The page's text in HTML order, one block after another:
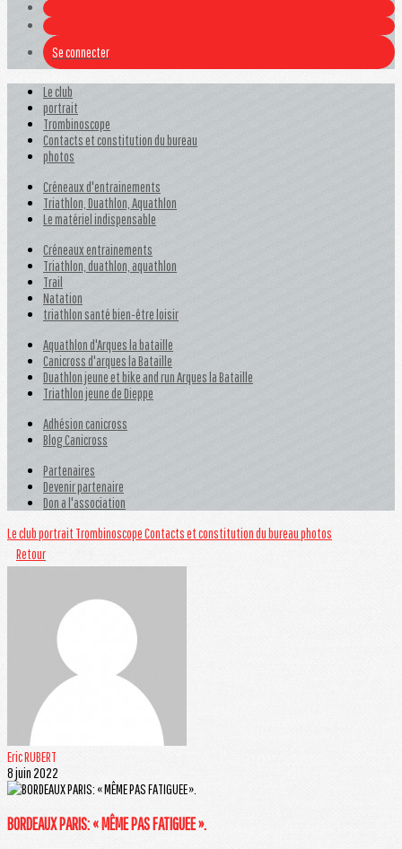
Se connecter
Le club
portrait
Trombinoscope
Contacts et constitution du bureau
photos
Créneaux d'entrainements
Triathlon, Duathlon, Aquathlon
Le matériel indispensable
Créneaux entrainements
Triathlon, duathlon, aquathlon
Trail
Natation
triathlon santé bien-être loisir
Aquathlon d'Arques la bataille
Canicross d'arques la Bataille
Duathlon jeune et bike and run Arques la Bataille
Triathlon jeune de Dieppe
Adhésion canicross
Blog Canicross
Partenaires
Devenir partenaire
Don a l'association
Le clubportrait TrombinoscopeContacts et constitution du bureauphotos
Retour
Eric RUBERT
8 juin 2022
BORDEAUX PARIS: « MÊME PAS FATIGUEE ».